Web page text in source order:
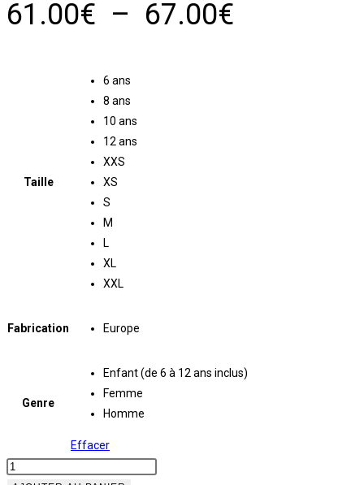
61.00€ – 67.00€
Taille
6 ans
8 ans
10 ans
12 ans
XXS
XS
S
M
L
XL
XXL
Fabrication Europe
Genre
Enfant (de 6 à 12 ans inclus)
Femme
Homme
Effacer
quantité